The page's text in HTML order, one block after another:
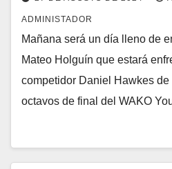
ADMINISTADOR
Mañana será un día lleno de
Mateo Holguín que estará
competidor Daniel Hawkes
octavos de final del WAKO